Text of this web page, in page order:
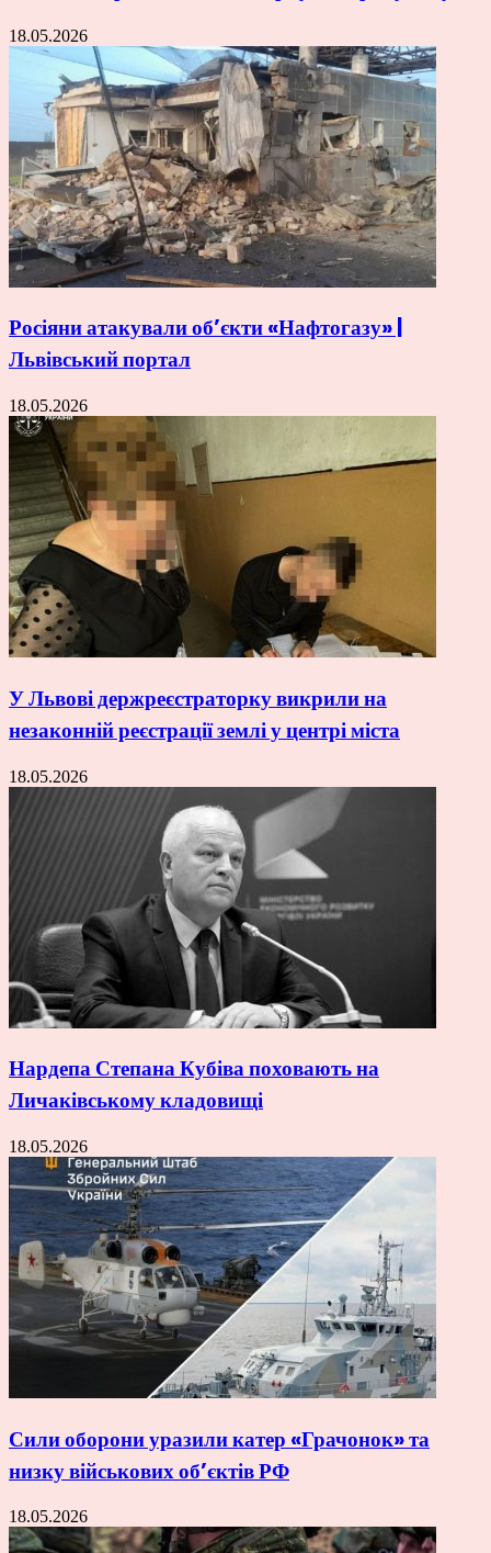
18.05.2026
Росіяни атакували об’єкти «Нафтогазу» |
Львівський портал
18.05.2026
У Львові держреєстраторку викрили на
незаконній реєстрації землі у центрі міста
18.05.2026
Нардепа Степана Кубіва поховають на
Личаківському кладовищі
18.05.2026
Сили оборони уразили катер «Грачонок» та
низку військових об’єктів РФ
18.05.2026